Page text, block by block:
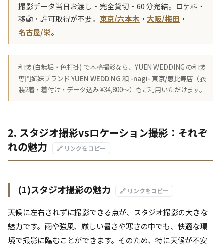
撮影データ当日お渡し・完全貸切・60 分完結。ロケ料・
移動・許可取得が不要。 東京/六本木 ・ 大阪/梅田 ・
名古屋/栄。
和装 (白無垢・色打掛) で本格撮影なら、YUEN WEDDING の和装
専門姉妹ブランド YUEN WEDDING 和 -nagi- 東京/恵比寿店 （衣
装2着・着付け・データ込み ¥34,800〜）もご利用いただけます。
2. スタジオ撮影vsロケーション撮影：それぞ
れの魅力
🔗 リンクをコピー
(1)スタジオ撮影の魅力 🔗 リンクをコピー
天候に左右されずに撮影できる点が、スタジオ撮影の大きな
魅力です。雨や強風、厳しい暑さや寒さの中でも、快適な環
境で撮影に臨むことができます。そのため、特に天候が不安